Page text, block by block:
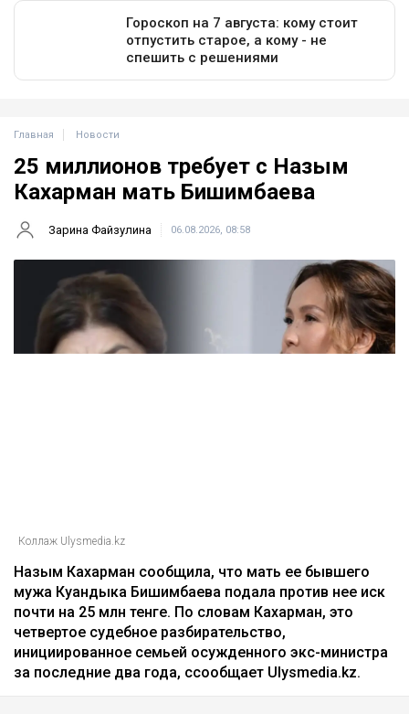
Главная Новости
25 миллионов требует с Назым
Кахарман мать Бишимбаева
Зарина Файзулина 06.08.2026, 08:58
Коллаж Ulysmedia.kz
Назым Кахарман сообщила, что мать ее бывшего
мужа Куандыка Бишимбаева подала против нее иск
почти на 25 млн тенге. По словам Кахарман, это
четвертое судебное разбирательство,
инициированное семьей осужденного экс-министра
за последние два года, ссообщает Ulysmedia.kz.